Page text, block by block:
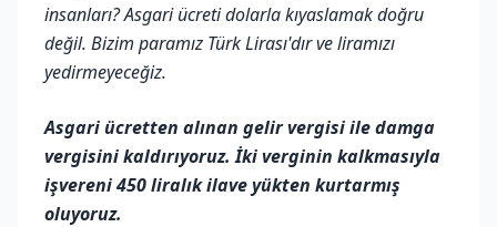
insanları? Asgari ücreti dolarla kıyaslamak doğru
değil. Bizim paramız Türk Lirası'dır ve liramızı
yedirmeyeceğiz.
Asgari ücretten alınan gelir vergisi ile damga
vergisini kaldırıyoruz. İki verginin kalkmasıyla
işvereni 450 liralık ilave yükten kurtarmış
oluyoruz.